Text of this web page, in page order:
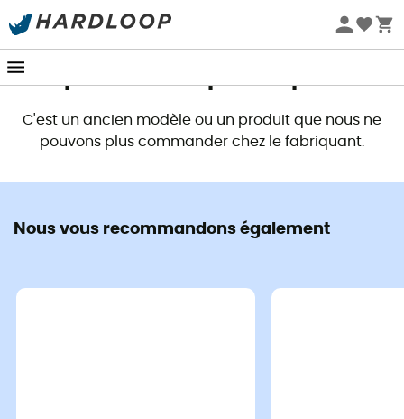
Promos d'été 🔥 -5 % EXTRA dès 2 produits* code Summer5
C'est un ancien modèle ou un produit que nous ne
pouvons plus commander chez le fabriquant.
Nous vous recommandons également